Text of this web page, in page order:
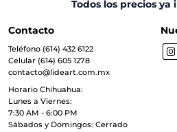
Todos los precios ya
Contacto
Teléfono (614) 432 6122
Celular (614) 605 1278
contacto@lideart.com.mx
Horario Chihuahua:
Lunes a Viernes:
7:30 AM - 6:00 PM
Sábados y Domingos: Cerrado